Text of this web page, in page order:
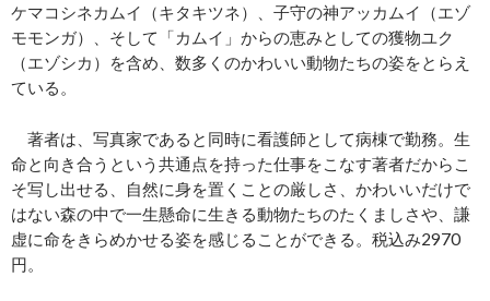
ケマコシネカムイ（キタキツネ）、子守の神アッカムイ（エゾ
モモンガ）、そして「カムイ」からの恵みとしての獲物ユク
（エゾシカ）を含め、数多くのかわいい動物たちの姿をとらえ
ている。
著者は、写真家であると同時に看護師として病棟で勤務。生
命と向き合うという共通点を持った仕事をこなす著者だからこ
そ写し出せる、自然に身を置くことの厳しさ、かわいいだけで
はない森の中で一生懸命に生きる動物たちのたくましさや、謙
虚に命をきらめかせる姿を感じることができる。税込み2970
円。